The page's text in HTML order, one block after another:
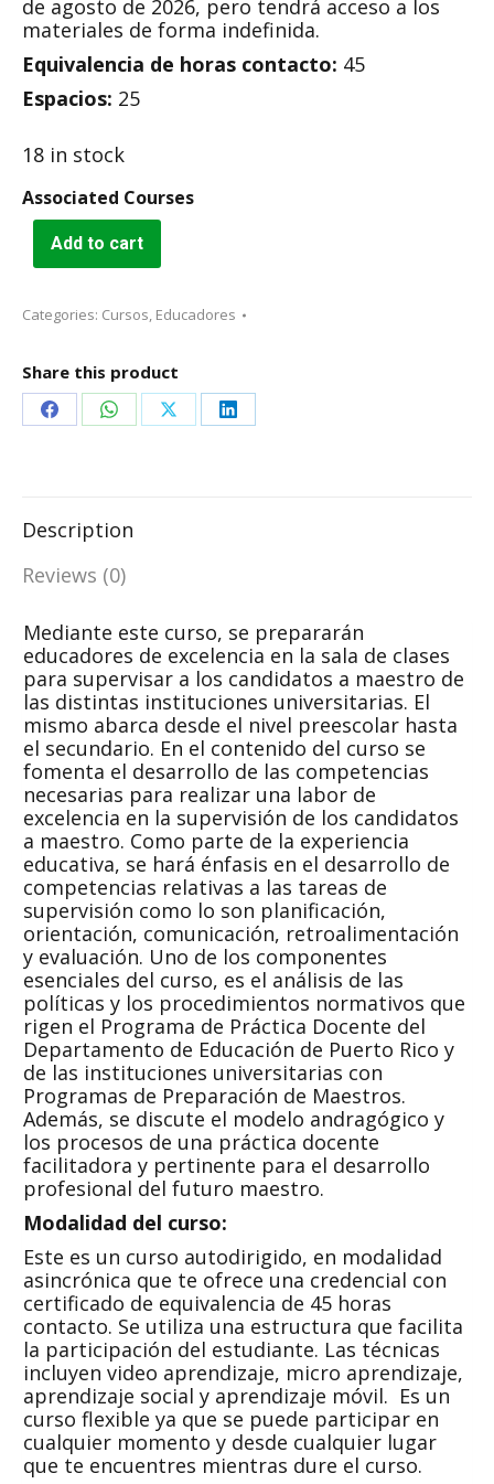
de agosto de 2026, pero tendrá acceso a los
materiales de forma indefinida.
Equivalencia de horas contacto: 45
Espacios: 25
18 in stock
Associated Courses
Add to cart
Categories: Cursos, Educadores
Share this product
Share Share Share Share
Description
Reviews (0)
Mediante este curso, se prepararán
educadores de excelencia en la sala de clases
para supervisar a los candidatos a maestro de
las distintas instituciones universitarias. El
mismo abarca desde el nivel preescolar hasta
el secundario. En el contenido del curso se
fomenta el desarrollo de las competencias
necesarias para realizar una labor de
excelencia en la supervisión de los candidatos
a maestro. Como parte de la experiencia
educativa, se hará énfasis en el desarrollo de
competencias relativas a las tareas de
supervisión como lo son planificación,
orientación, comunicación, retroalimentación
y evaluación. Uno de los componentes
esenciales del curso, es el análisis de las
políticas y los procedimientos normativos que
rigen el Programa de Práctica Docente del
Departamento de Educación de Puerto Rico y
de las instituciones universitarias con
Programas de Preparación de Maestros.
Además, se discute el modelo andragógico y
los procesos de una práctica docente
facilitadora y pertinente para el desarrollo
profesional del futuro maestro.
Modalidad del curso:
Este es un curso autodirigido, en modalidad
asincrónica que te ofrece una credencial con
certificado de equivalencia de 45 horas
contacto. Se utiliza una estructura que facilita
la participación del estudiante. Las técnicas
incluyen video aprendizaje, micro aprendizaje,
aprendizaje social y aprendizaje móvil. Es un
curso flexible ya que se puede participar en
cualquier momento y desde cualquier lugar
que te encuentres mientras dure el curso.